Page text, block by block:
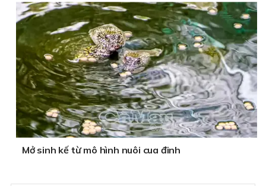
Mở sinh kế từ mô hình nuôi cua đinh